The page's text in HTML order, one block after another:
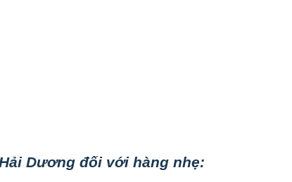
Dương đối với hàng nhẹ: